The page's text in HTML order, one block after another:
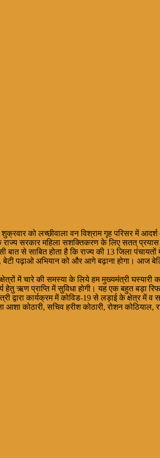
को लच्छीवाला वन विश्राम गृह परिसर में
सरकार महिला सशक्तिकरण के लिए सतत्
बात से साबित होता है कि राज्य की 13 जिला
पढ़ाओ अभियान को और आगे बढ़ाना होगा। आज
क्षेत्रों में चारे की समस्या के लिये हम मुख्यमंत्री
हेतु ऋण प्राप्ति में सुविधा होगी। यह एक बहुत बड़ा
द्वारा कार्यक्रम में कोविड-19 से लड़ाई के क्षेत्र में व
आशा कोठारी, सचिव हरीश कोठारी, रोशन